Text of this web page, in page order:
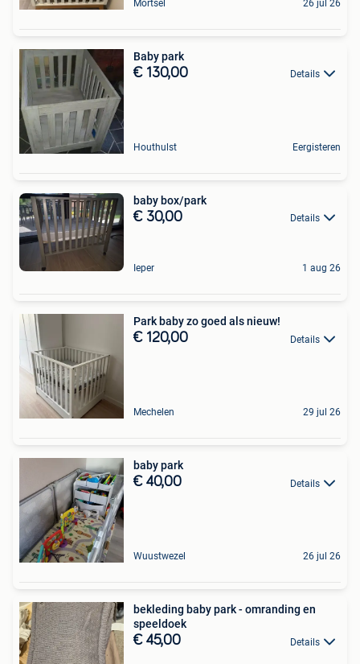
Mortsel 26 jul 26
Baby park
€ 130,00 Details
Houthulst Eergisteren
baby box/park
€ 30,00 Details
Ieper 1 aug 26
Park baby zo goed als nieuw!
€ 120,00 Details
Mechelen 29 jul 26
baby park
€ 40,00 Details
Wuustwezel 26 jul 26
bekleding baby park - omranding en
speeldoek
€ 45,00 Details